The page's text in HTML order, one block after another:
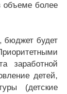
объеме более
бюджет будет
заработной
детей,
(детские